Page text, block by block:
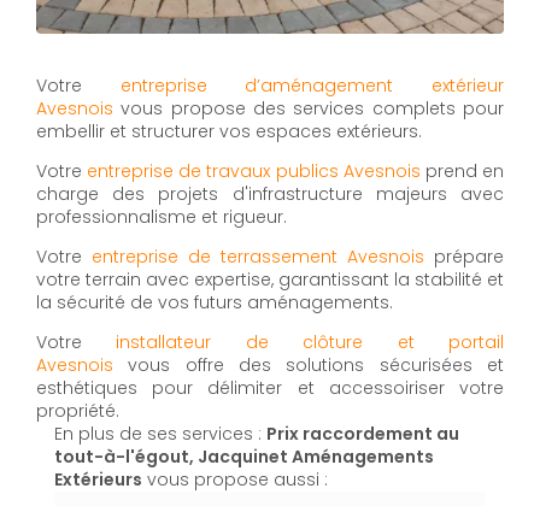
Votre entreprise d’aménagement extérieur
Avesnois vous propose des services complets pour
embellir et structurer vos espaces extérieurs.
Votre entreprise de travaux publics Avesnois prend en
charge des projets d'infrastructure majeurs avec
professionnalisme et rigueur.
Votre entreprise de terrassement Avesnois prépare
votre terrain avec expertise, garantissant la stabilité et
la sécurité de vos futurs aménagements.
Votre installateur de clôture et portail
Avesnois vous offre des solutions sécurisées et
esthétiques pour délimiter et accessoiriser votre
propriété.
En plus de ses services : Prix raccordement au
tout-à-l'égout, Jacquinet Aménagements
Extérieurs vous propose aussi :